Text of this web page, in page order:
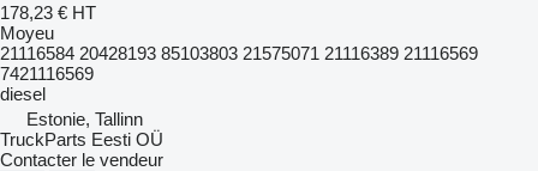
178,23 € HT
Moyeu
21116584 20428193 85103803 21575071 21116389 21116569
7421116569
diesel
Estonie, Tallinn
TruckParts Eesti OÜ
Contacter le vendeur